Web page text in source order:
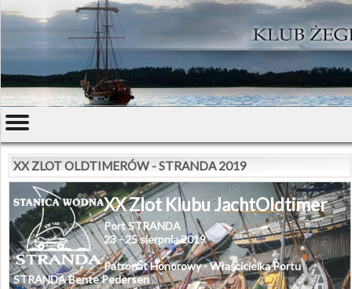
XX ZLOT OLDTIMERÓW - STRANDA 2019
XX Zlot Klubu JachtOldtimer
Port STRANDA
23 - 25 sierpnia 2019
Patronat Honorowy -Właścicielka Portu
STRANDA Bente Pedersen